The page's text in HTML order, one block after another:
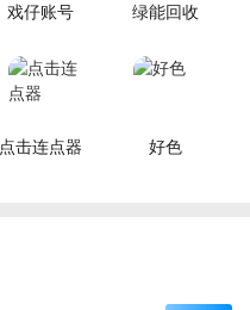
戏仔账号 绿能回收
点击连点器 好色